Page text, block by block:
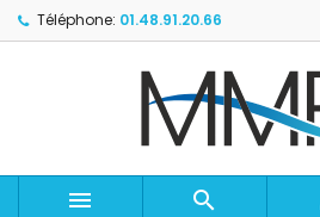
Téléphone: 01.48.91.20.66
 